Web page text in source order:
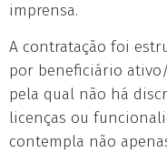
imprensa.
A contratação foi
por beneficiário ativo/
pela qual não há
licenças ou
contempla não